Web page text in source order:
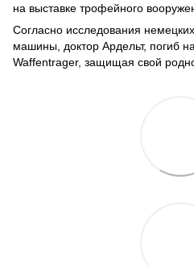
на выставке трофейного
Согласно исследования
машины, доктор Ардельт, погиб
Waffentrager, защищая свой